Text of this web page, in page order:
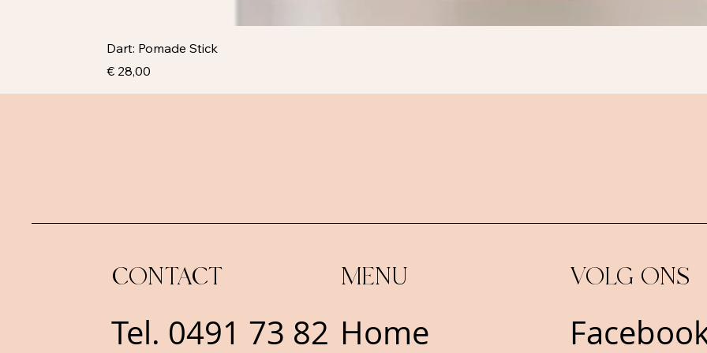
Dart: Pomade Stick
Prijs
€ 28,00
CONTACT
Tel. 0491 73 82
MENU
Home
VOLG ONS